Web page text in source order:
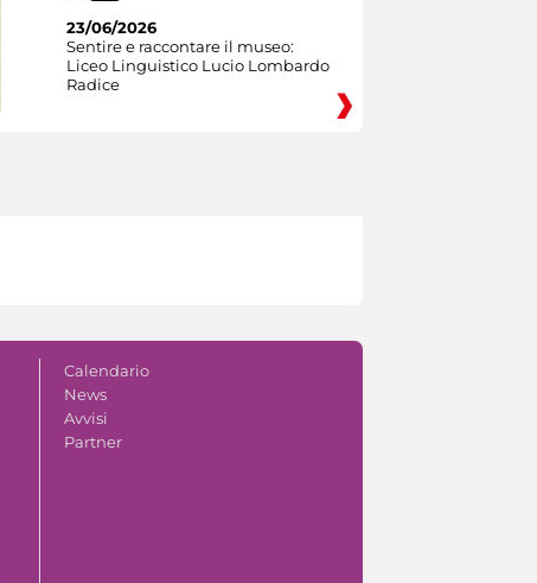
23/06/2026
Sentire e raccontare il museo:
Liceo Linguistico Lucio Lombardo
Radice
Calendario
News
Avvisi
Partner